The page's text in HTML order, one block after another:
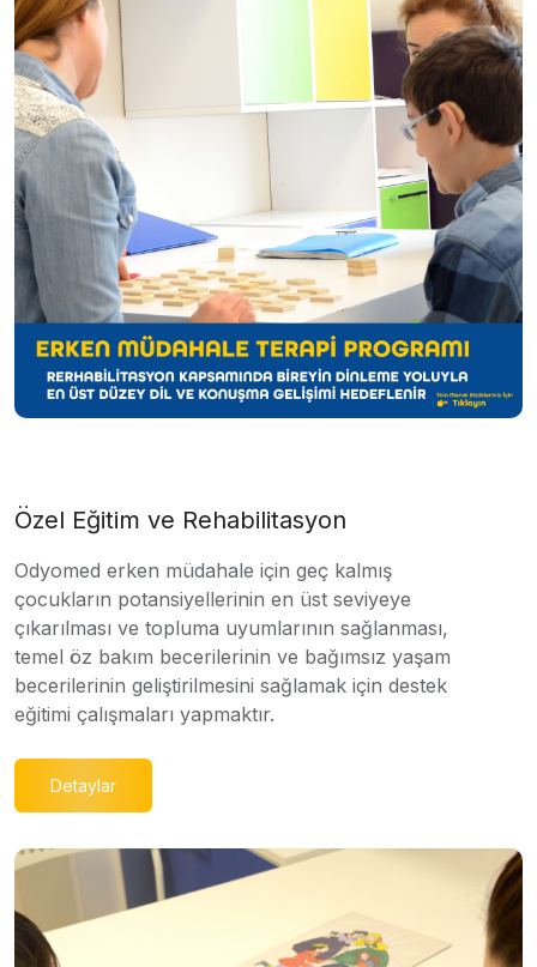
Özel Eğitim ve Rehabilitasyon
Odyomed erken müdahale için geç kalmış
çocukların potansiyellerinin en üst seviyeye
çıkarılması ve topluma uyumlarının sağlanması,
temel öz bakım becerilerinin ve bağımsız yaşam
becerilerinin geliştirilmesini sağlamak için destek
eğitimi çalışmaları yapmaktır.
Detaylar